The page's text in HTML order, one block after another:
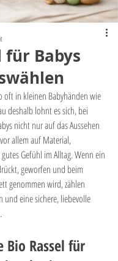
für Babys
oft in kleinen Babyhänden wie
deshalb lohnt es sich, bei
nicht nur auf das Aussehen
allem auf Material,
Gefühl im Alltag. Wenn ein
geworfen und beim
genommen wird, zählen
und eine sichere, liebevolle
Bio Rassel für